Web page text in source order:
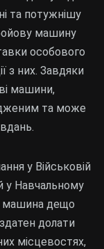
та потужнішу
машину
особового
з них. Завдяки
машини,
та може
у Військовій
у Навчальному
машина дещо
долати
місцевостях,